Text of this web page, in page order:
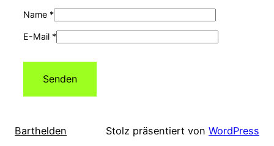
Name *
E-Mail *
Barthelden Stolz präsentiert von WordPress